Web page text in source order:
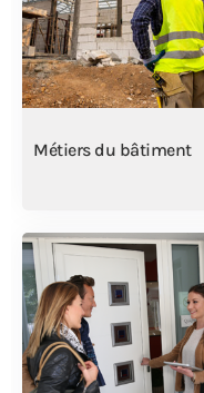
Métiers du bâtiment